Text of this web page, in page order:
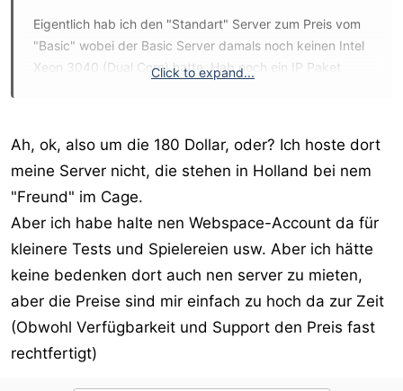
Eigentlich hab ich den "Standart" Server zum Preis vom
"Basic" wobei der Basic Server damals noch keinen Intel
Xeon 3040 (Dual Core) hatte. Hab noch ein IP Paket
Gruß Sylar
Click to expand...
Ah, ok, also um die 180 Dollar, oder? Ich hoste dort
meine Server nicht, die stehen in Holland bei nem
"Freund" im Cage.
Aber ich habe halte nen Webspace-Account da für
kleinere Tests und Spielereien usw. Aber ich hätte
keine bedenken dort auch nen server zu mieten,
aber die Preise sind mir einfach zu hoch da zur Zeit
(Obwohl Verfügbarkeit und Support den Preis fast
rechtfertigt)